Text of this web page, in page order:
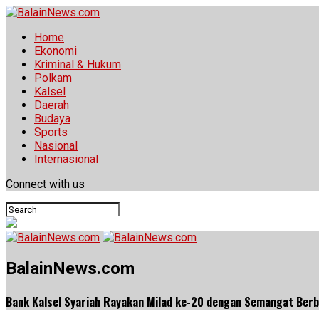
Home
Ekonomi
Kriminal & Hukum
Polkam
Kalsel
Daerah
Budaya
Sports
Nasional
Internasional
Connect with us
BalainNews.com
Bank Kalsel Syariah Rayakan Milad ke-20 dengan Semangat